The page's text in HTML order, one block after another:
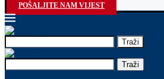
POŠALJITE NAM VIJEST
Traži
Traži